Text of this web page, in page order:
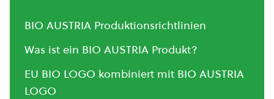
BIO AUSTRIA Produktionsrichtlinien
Was ist ein BIO AUSTRIA Produkt?
EU BIO LOGO kombiniert mit BIO AUSTRIA
LOGO